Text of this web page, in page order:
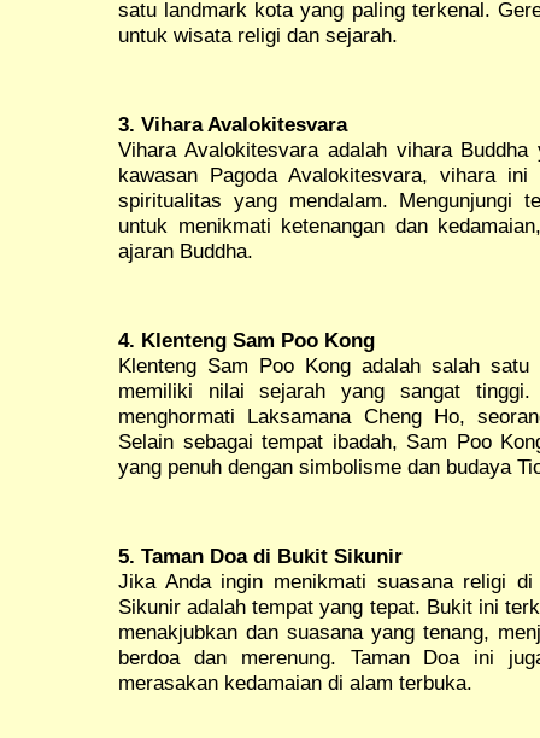
satu landmark kota yang paling terkenal.
untuk wisata religi dan sejarah.
3. Vihara Avalokitesvara
Vihara Avalokitesvara adalah vihara
kawasan Pagoda Avalokitesvara, vihara
spiritualitas yang mendalam. Mengunjungi
untuk menikmati ketenangan dan
ajaran Buddha.
4. Klenteng Sam Poo Kong
Klenteng Sam Poo Kong adalah salah
memiliki nilai sejarah yang sangat
menghormati Laksamana Cheng Ho,
Selain sebagai tempat ibadah, Sam Poo
yang penuh dengan simbolisme dan budaya
5. Taman Doa di Bukit Sikunir
Jika Anda ingin menikmati suasana religi
Sikunir adalah tempat yang tepat. Bukit ini
menakjubkan dan suasana yang tenang,
berdoa dan merenung. Taman Doa ini
merasakan kedamaian di alam terbuka.